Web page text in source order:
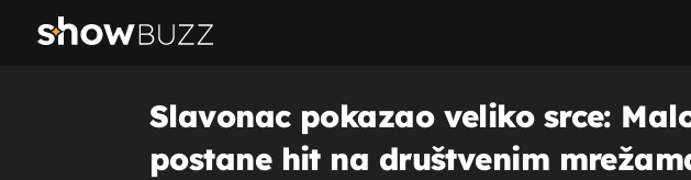
Slavonac pokazao veliko srce:
postane hit na društvenim